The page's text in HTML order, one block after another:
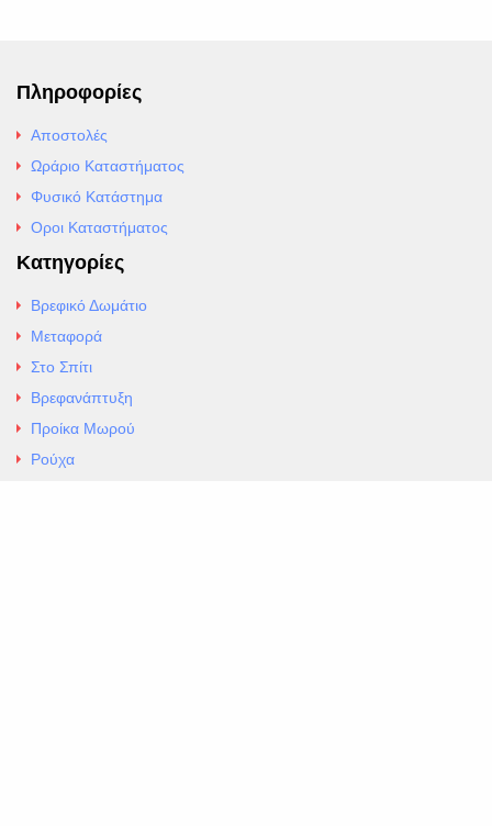
Πληροφορίες
Αποστολές
Ωράριο Καταστήματος
Φυσικό Κατάστημα
Οροι Καταστήματος
Κατηγορίες
Βρεφικό Δωμάτιο
Μεταφορά
Στο Σπίτι
Βρεφανάπτυξη
Προίκα Μωρού
Ρούχα